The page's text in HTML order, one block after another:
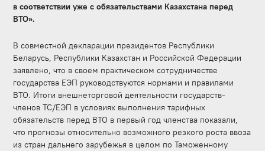
в соответствии уже с обязательствами Казахстана перед
ВТО».
В совместной декларации президентов Республики
Беларусь, Республики Казахстан и Российской Федерации
заявлено, что в своем практическом сотрудничестве
государства ЕЭП руководствуются нормами и правилами
ВТО. Итоги внешнеторговой деятельности государств-
членов ТС/ЕЭП в условиях выполнения тарифных
обязательств перед ВТО в первый год членства показали,
что прогнозы относительно возможного резкого роста ввоза
из стран дальнего зарубежья в целом по Таможенному